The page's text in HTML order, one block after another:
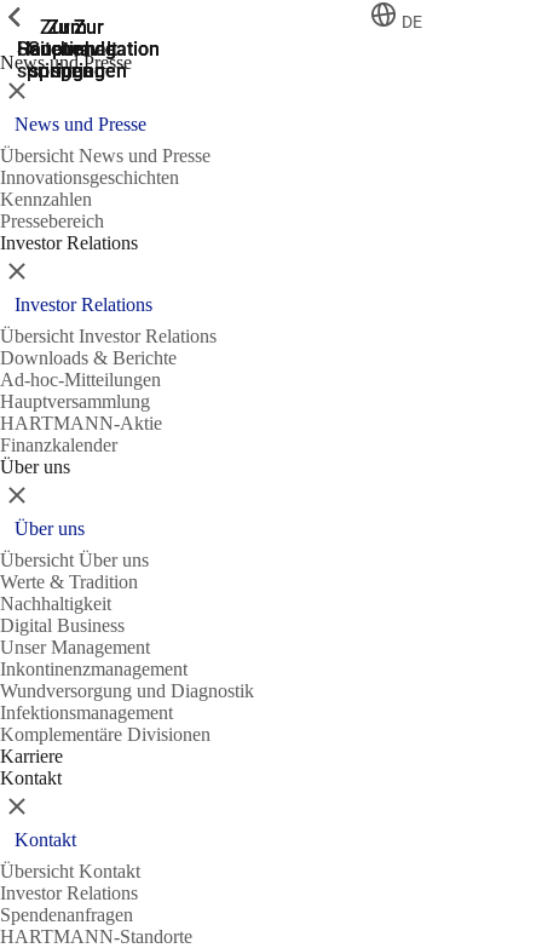
Zur
Suche
springen
Zur
Hauptnavigation
springen
Zur
Hauptnavigation
springen
Zum
Hauptinhalt
springen
Zum
Seitenende
springen
DE
News und Presse
Zeige vorherige
Schließen
News und Presse
Übersicht News und Presse
Innovationsgeschichten
Kennzahlen
Pressebereich
Investor Relations
Zeige vorherige
Schließen
Investor Relations
Übersicht Investor Relations
Downloads & Berichte
Ad-hoc-Mitteilungen
Hauptversammlung
HARTMANN-Aktie
Finanzkalender
Über uns
Zeige vorherige
Schließen
Über uns
Übersicht Über uns
Werte & Tradition
Nachhaltigkeit
Digital Business
Unser Management
Inkontinenzmanagement
Wundversorgung und Diagnostik
Infektionsmanagement
Komplementäre Divisionen
Karriere
Kontakt
Zeige vorherige
Schließen
Kontakt
Übersicht Kontakt
Investor Relations
Spendenanfragen
HARTMANN-Standorte